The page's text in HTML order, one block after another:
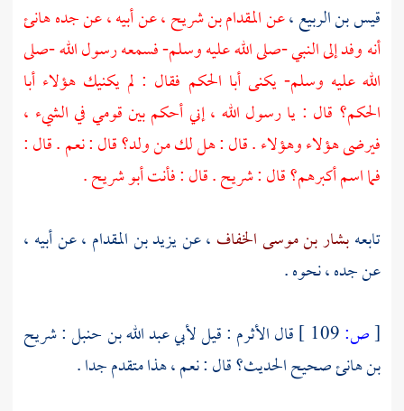
قيس بن الربيع،عنالمقدام بن شريح، عن أبيه ، عن جدههانئ
أنه وفد إلى النبي -صلى الله عليه وسلم- فسمعه رسول الله -صلى
الله عليه وسلم- يكنىأبا الحكم فقال : لم يكنيك هؤلاء أبا
الحكم؟ قال : يا رسول الله ، إني أحكم بين قومي في الشيء ،
فيرضى هؤلاء وهؤلاء . قال : هل لك من ولد؟ قال : نعم . قال :
فما اسم أكبرهم؟ قال :شريح. قال : فأنتأبو شريح.
تابعهبشار بن موسى الخفاف ، عنيزيد بن المقدام ، عن أبيه ،
عن جده ، نحوه .
[ص: قالالأثرم : قيللأبي عبد الله بن حنبل:شريح
بن هانئصحيح الحديث؟ قال : نعم ، هذا متقدم جدا .